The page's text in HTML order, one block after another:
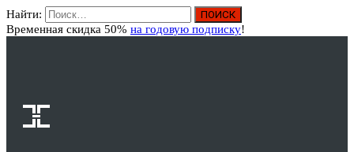
Найти:
Временная скидка 50% на годовую подписку!